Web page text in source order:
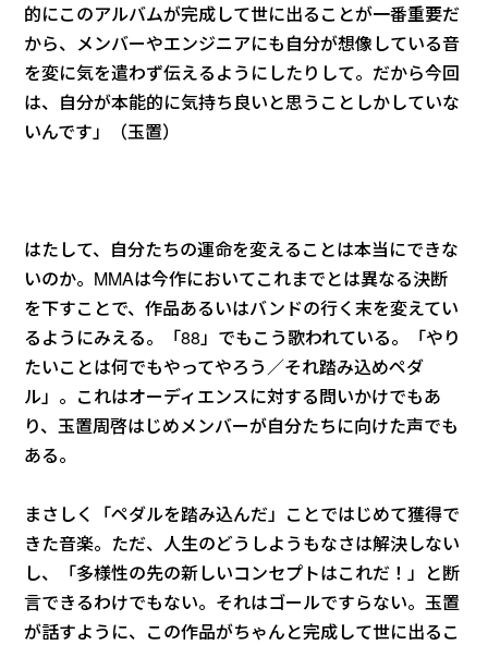
的にこのアルバムが完成して世に出ることが一番重要だ
から、メンバーやエンジニアにも自分が想像している音
を変に気を遣わず伝えるようにしたりして。だから今回
は、自分が本能的に気持ち良いと思うことしかしていな
いんです」（玉置）
はたして、自分たちの運命を変えることは本当にできな
いのか。MMAは今作においてこれまでとは異なる決断
を下すことで、作品あるいはバンドの行く末を変えてい
るようにみえる。「88」でもこう歌われている。「やり
たいことは何でもやってやろう／それ踏み込めペダ
ル」。これはオーディエンスに対する問いかけでもあ
り、玉置周啓はじめメンバーが自分たちに向けた声でも
ある。
まさしく「ペダルを踏み込んだ」ことではじめて獲得で
きた音楽。ただ、人生のどうしようもなさは解決しない
し、「多様性の先の新しいコンセプトはこれだ！」と断
言できるわけでもない。それはゴールですらない。玉置
が話すように、この作品がちゃんと完成して世に出るこ